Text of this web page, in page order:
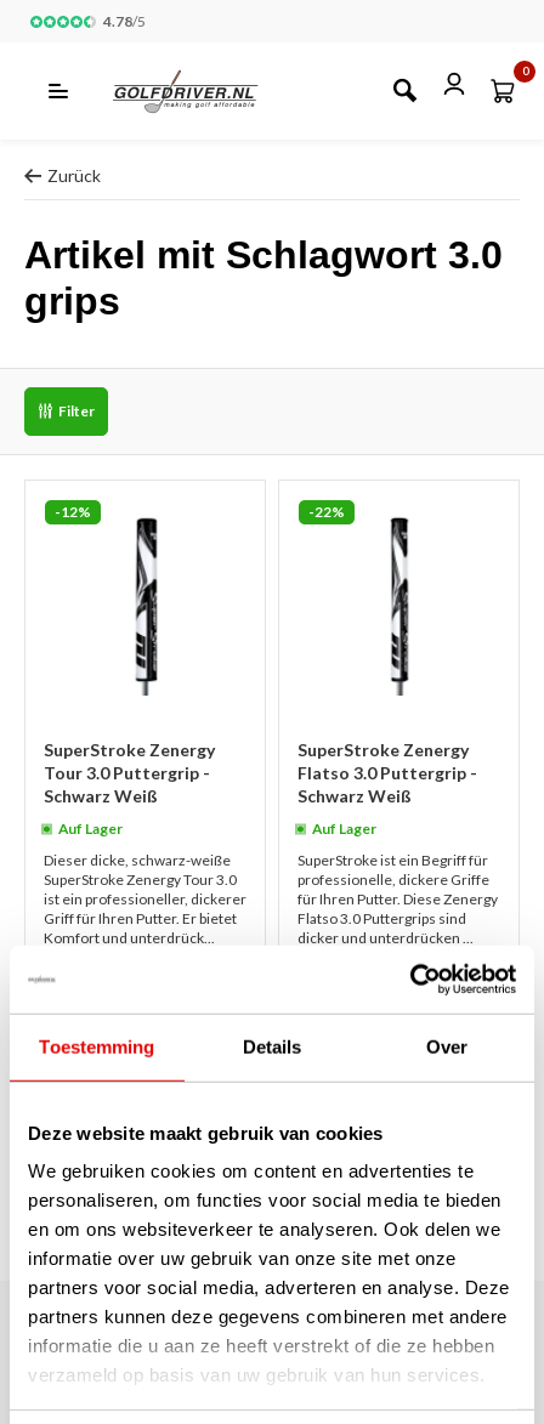
Toestemming Details Over
Deze website maakt gebruik van cookies
We gebruiken cookies om content en advertenties te
personaliseren, om functies voor social media te bieden
en om ons websiteverkeer te analyseren. Ook delen we
informatie over uw gebruik van onze site met onze
partners voor social media, adverteren en analyse. Deze
partners kunnen deze gegevens combineren met andere
informatie die u aan ze heeft verstrekt of die ze hebben
verzameld op basis van uw gebruik van hun services.
4.78/5
0
Zurück
Artikel mit Schlagwort 3.0
grips
Filter
-12%
SuperStroke Zenergy
Tour 3.0 Puttergrip -
Schwarz Weiß
Auf Lager
Dieser dicke, schwarz-weiße
SuperStroke Zenergy Tour 3.0
ist ein professioneller, dickerer
Griff für Ihren Putter. Er bietet
Komfort und unterdrück...
€49,00
-22%
SuperStroke Zenergy
Flatso 3.0 Puttergrip -
Schwarz Weiß
Auf Lager
SuperStroke ist ein Begriff für
professionelle, dickere Griffe
für Ihren Putter. Diese Zenergy
Flatso 3.0 Puttergrips sind
dicker und unterdrücken ...
Seite 1 von 1
Über 180.000 Kunden | Über 5.000 Bewertungen | Trusted
Shops, TrustPilot, Google
Bewertungen: Das sagen unsere
Kunden